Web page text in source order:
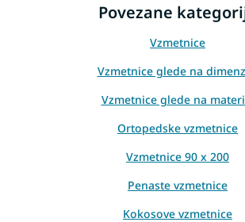
Povezane
Vzmetnice
Vzmetnice glede na
Vzmetnice glede na
Ortopedske vzmetnice
Vzmetnice 90 x 200
Penaste vzmetnice
Kokosove vzmetnice